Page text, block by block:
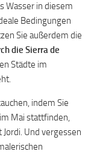
Wasser in diesem
Bedingungen
Sie außerdem die
die Sierra de
Städte im
indem Sie
Mai stattfinden,
Und vergessen